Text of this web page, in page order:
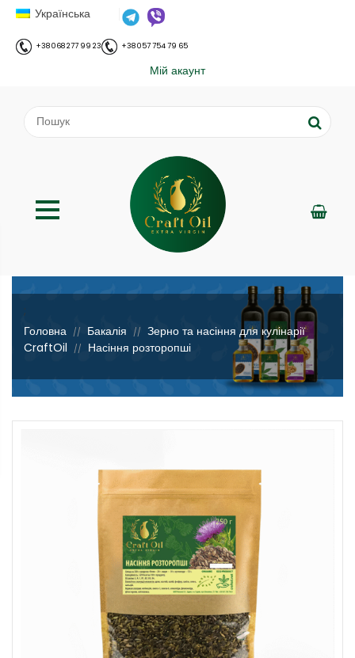
Українська
+38 068 277 99 23 +38 057 754 79 65
Мій акаунт
;
Головна // Бакалія // Зерно та насіння для кулінарії
CraftOil
// Насіння розторопші